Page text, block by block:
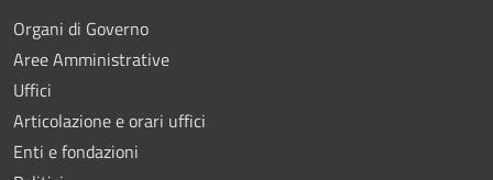
Organi di Governo
Aree Amministrative
Uffici
Articolazione e orari uffici
Enti e fondazioni